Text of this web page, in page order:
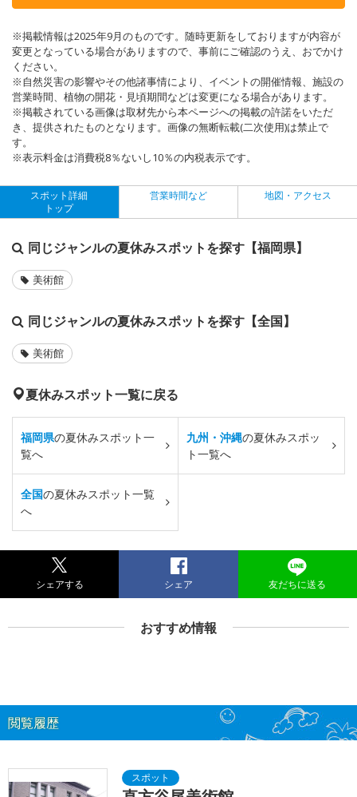
※掲載情報は2025年9月のものです。随時更新をしておりますが内容が
変更となっている場合がありますので、事前にご確認のうえ、おでかけ
ください。
※自然災害の影響やその他諸事情により、イベントの開催情報、施設の
営業時間、植物の開花・見頃期間などは変更になる場合があります。
※掲載されている画像は取材先から本ページへの掲載の許諾をいただ
き、提供されたものとなります。画像の無断転載(二次使用)は禁止で
す。
※表示料金は消費税8％ないし10％の内税表示です。
スポット詳細
トップ
営業時間など 地図・アクセス
同じジャンルの夏休みスポットを探す【福岡県】
美術館
同じジャンルの夏休みスポットを探す【全国】
美術館
夏休みスポット一覧に戻る
福岡県の夏休みスポット一
覧へ
九州・沖縄の夏休みスポッ
ト一覧へ
全国の夏休みスポット一覧
へ
シェアする シェア 友だちに送る
おすすめ情報
閲覧履歴